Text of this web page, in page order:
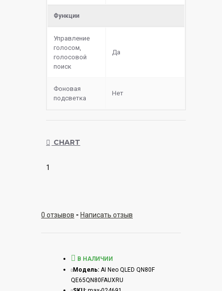
Функции
Управление
голосом,
голосовой
поиск
Да
Фоновая
подсветка
Нет
CHART
1
0 отзывов - Написать отзыв
В НАЛИЧИИ
Модель: AI Neo QLED QN80F
QE65QN80FAUXRU